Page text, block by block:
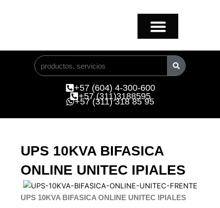
Buscar
+57 (604) 4-300-600
+57 (311)3188595
+57 (311) 318 85 95
UPS 10KVA BIFASICA
ONLINE UNITEC IPIALES
UPS 10KVA BIFASICA ONLINE UNITEC IPIALES